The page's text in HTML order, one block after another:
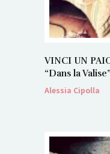
VINCI UN
“Dans la
Alessia Cipolla